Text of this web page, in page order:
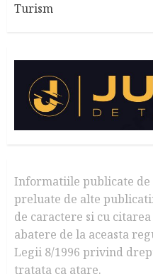
Turism
Informatiile publicate
preluate de alte
de caractere si cu
abatere de la aceasta
Legii 8/1996 privind
tratata ca atare.